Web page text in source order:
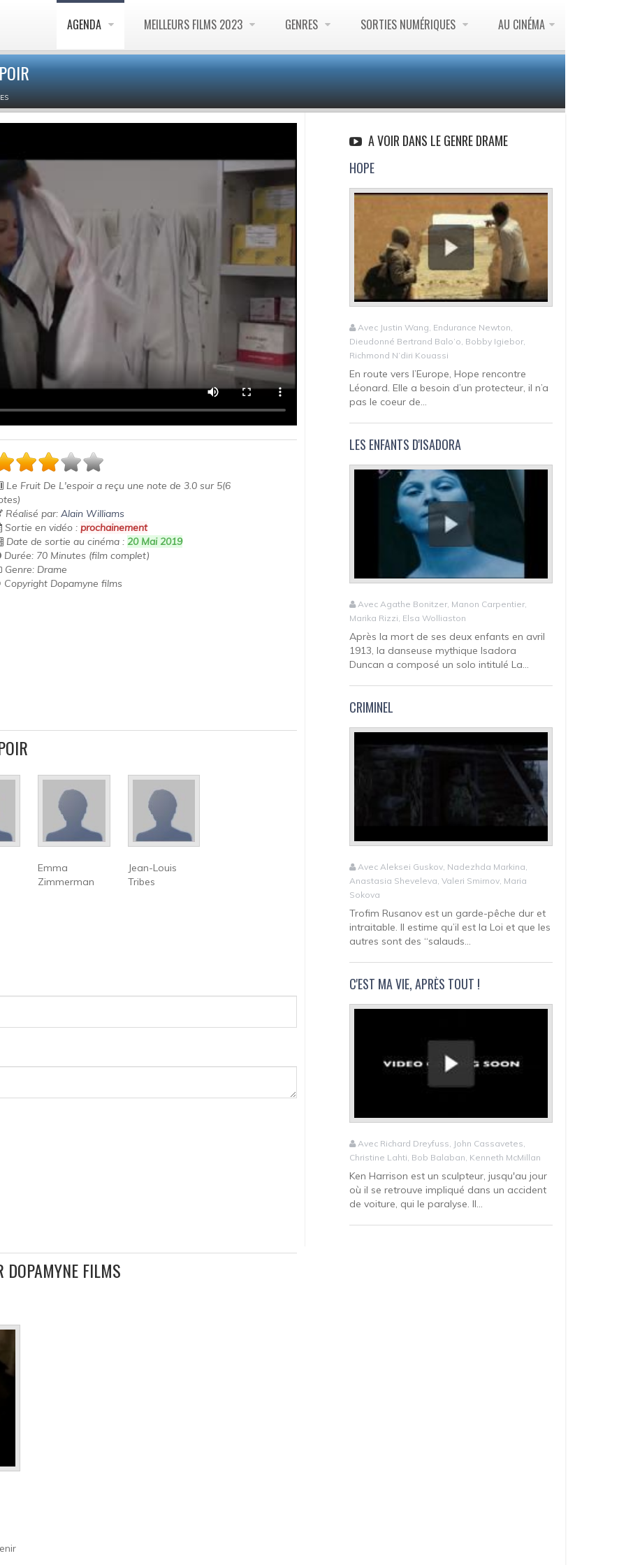
AGENDA MEILLEURS FILMS 2023 GENRES SORTIES NUMÉRIQUES AU CINÉMA
Le Fruit De L'espoira reçu une note de3.0 sur 5(6
Réalisé par:Alain Williams
Sortie en vidéo :prochainement
Date de sortie au cinéma : 20 Mai 2019
Durée: 70 Minutes (film complet)
Genre: Drame
Dopamyne films
Emma
Zimmerman
Jean-Louis
Tribes
DOPAMYNE FILMS
A VOIR DANS LE GENRE DRAME
HOPE
Avec Justin Wang, Endurance Newton,
Dieudonné Bertrand Balo’o, Bobby Igiebor,
Richmond N’diri Kouassi
En route vers l’Europe, Hope rencontre
Léonard. Elle a besoin d’un protecteur, il n’a
pas le coeur de...
LES ENFANTS D'ISADORA
Avec Agathe Bonitzer, Manon Carpentier,
Marika Rizzi, Elsa Wolliaston
Après la mort de ses deux enfants en avril
1913, la danseuse mythique Isadora
Duncan a composé un solo intitulé La...
CRIMINEL
Avec Aleksei Guskov, Nadezhda Markina,
Anastasia Sheveleva, Valeri Smirnov, Maria
Sokova
Trofim Rusanov est un garde-pêche dur et
intraitable. Il estime qu’il est la Loi et que les
autres sont des “salauds...
C'EST MA VIE, APRÈS TOUT !
Avec Richard Dreyfuss, John Cassavetes,
Christine Lahti, Bob Balaban, Kenneth McMillan
Ken Harrison est un sculpteur, jusqu'au jour
où il se retrouve impliqué dans un accident
de voiture, qui le paralyse. Il...